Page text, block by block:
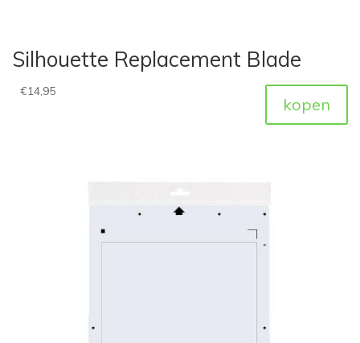
Silhouette Replacement Blade
€14,95
kopen